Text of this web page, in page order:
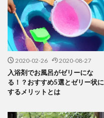
2020-02-26 2020-08-27
入浴剤でお風呂がゼリーにな
る！？おすすめ5選とゼリー状に
するメリットとは